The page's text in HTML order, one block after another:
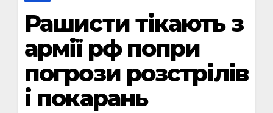
Рашисти тікають з
армії рф попри
погрози розстрілів
і покарань